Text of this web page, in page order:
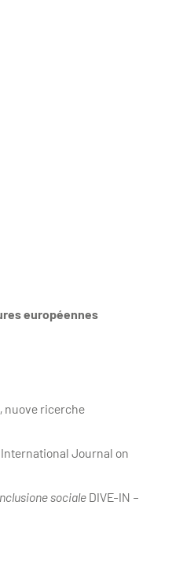
européennes
nuove ricerche
International Journal on
socialeDIVE-IN –